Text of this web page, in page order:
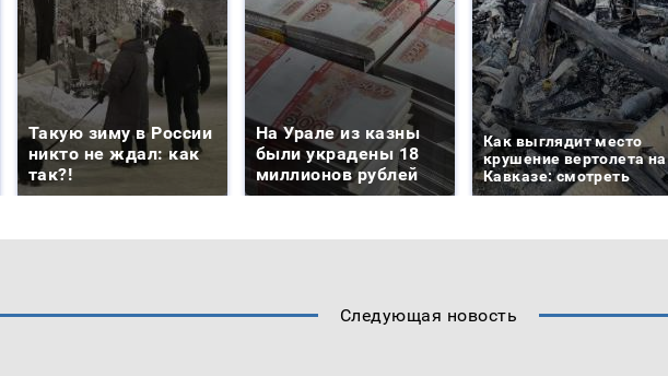
Такую зиму в России
никто не ждал: как
так?!
На Урале из казны
были украдены 18
миллионов рублей
Как выглядит место
крушение вертолета на
Кавказе: смотреть
Следующая новость